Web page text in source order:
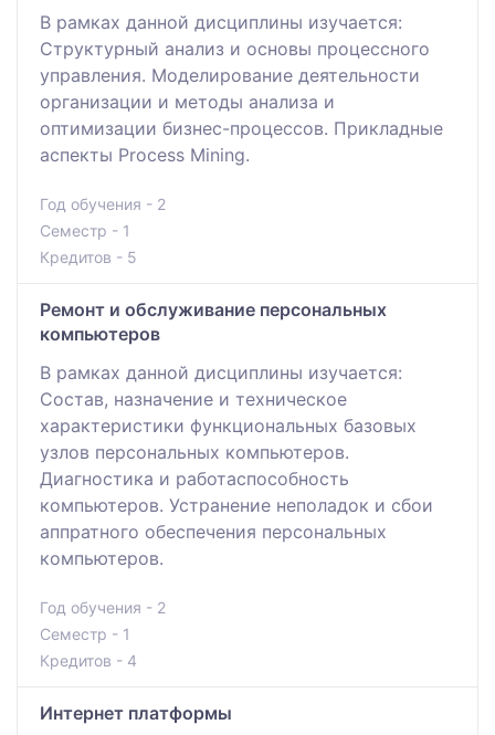
В рамках данной дисциплины изучается:
Структурный анализ и основы процессного
управления. Моделирование деятельности
организации и методы анализа и
оптимизации бизнес-процессов. Прикладные
аспекты Process Mining.
Год обучения - 2
Семестр - 1
Кредитов - 5
Ремонт и обслуживание персональных
компьютеров
В рамках данной дисциплины изучается:
Состав, назначение и техническое
характеристики функциональных базовых
узлов персональных компьютеров.
Диагностика и работаспособность
компьютеров. Устранение неполадок и сбои
аппратного обеспечения персональных
компьютеров.
Год обучения - 2
Семестр - 1
Кредитов - 4
Интернет платформы